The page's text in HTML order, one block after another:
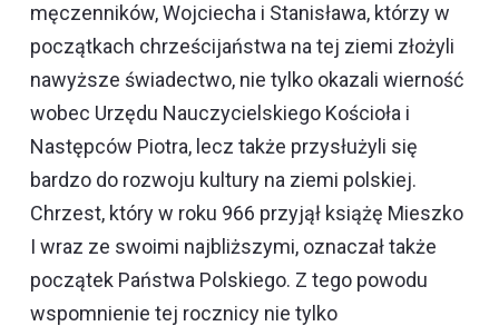
męczenników, Wojciecha i Stanisława, którzy w
początkach chrześcijaństwa na tej ziemi złożyli
nawyższe świadectwo, nie tylko okazali wierność
wobec Urzędu Nauczycielskiego Kościoła i
Następców Piotra, lecz także przysłużyli się
bardzo do rozwoju kultury na ziemi polskiej.
Chrzest, który w roku 966 przyjął książę Mieszko
I wraz ze swoimi najbliższymi, oznaczał także
początek Państwa Polskiego. Z tego powodu
wspomnienie tej rocznicy nie tylko